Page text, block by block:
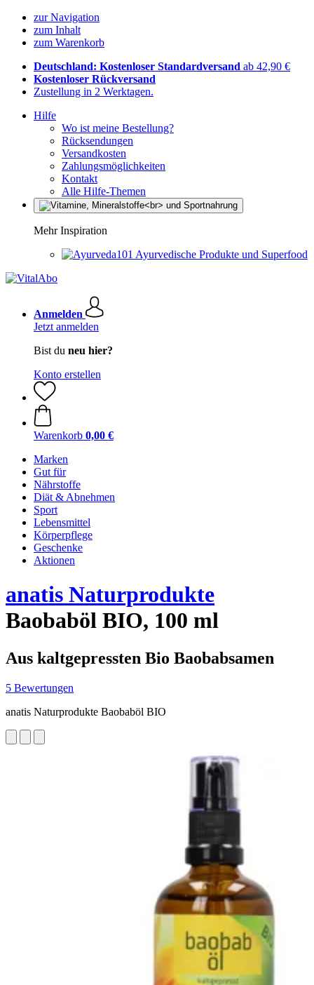
zur Navigation
zum Inhalt
zum Warenkorb
Deutschland: Kostenloser Standardversand ab 42,90 €
Kostenloser Rückversand
Zustellung in 2 Werktagen.
Hilfe
Wo ist meine Bestellung?
Rücksendungen
Versandkosten
Zahlungsmöglichkeiten
Kontakt
Alle Hilfe-Themen
Mehr Inspiration
Ayurvedische Produkte und Superfood
Anmelden
Jetzt anmelden
Bist du neu hier?
Konto erstellen
Warenkorb 0,00 €
Marken
Gut für
Nährstoffe
Diät & Abnehmen
Sport
Lebensmittel
Körperpflege
Geschenke
Aktionen
anatis Naturprodukte
Baobaböl BIO, 100 ml
Aus kaltgepressten Bio Baobabsamen
5 Bewertungen
anatis Naturprodukte Baobaböl BIO